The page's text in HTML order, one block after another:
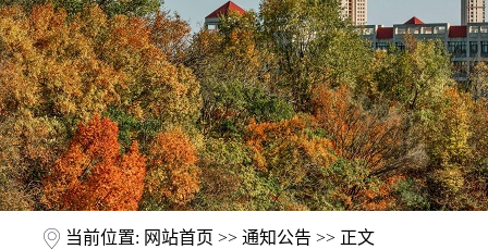
当前位置: 网站首页 >> 通知公告 >> 正文